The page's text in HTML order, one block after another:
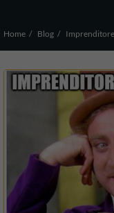
Home Blog Imprenditore